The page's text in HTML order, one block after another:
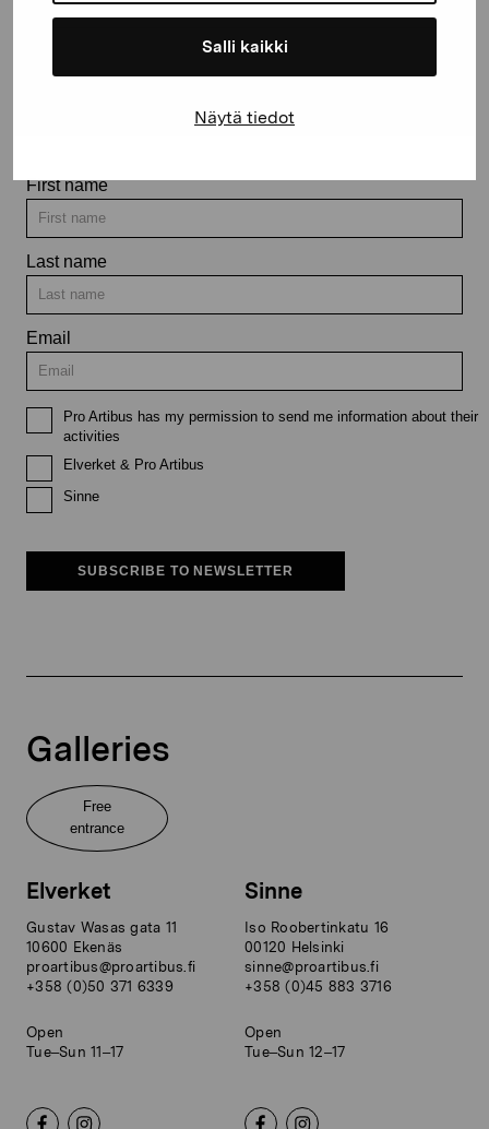
Salli kaikki
Näytä tiedot
Stay up-to-date on our
exhibitions and events
First name
Last name
Email
Pro Artibus has my permission to send me information about their
activities
Elverket & Pro Artibus
Sinne
SUBSCRIBE TO NEWSLETTER
Galleries
Free
entrance
Elverket
Gustav Wasas gata 11
10600 Ekenäs
proartibus@proartibus.fi
+358 (0)50 371 6339
Open
Tue–Sun 11–17
Sinne
Iso Roobertinkatu 16
00120 Helsinki
sinne@proartibus.fi
+358 (0)45 883 3716
Open
Tue–Sun 12–17